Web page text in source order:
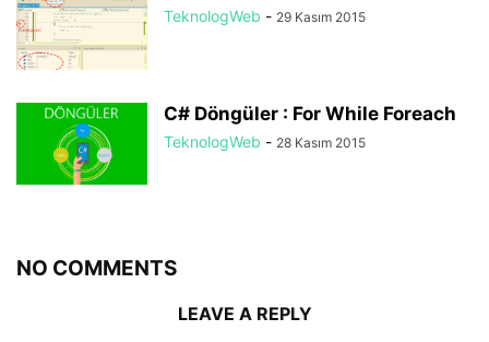
TeknologWeb - 29 Kasım 2015
C# Döngüler : For While Foreach
TeknologWeb - 28 Kasım 2015
NO COMMENTS
LEAVE A REPLY